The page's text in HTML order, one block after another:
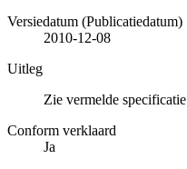
Versiedatum (Publicatiedatum)
2010-12-08
Uitleg
Zie vermelde specificatie
Conform verklaard
Ja